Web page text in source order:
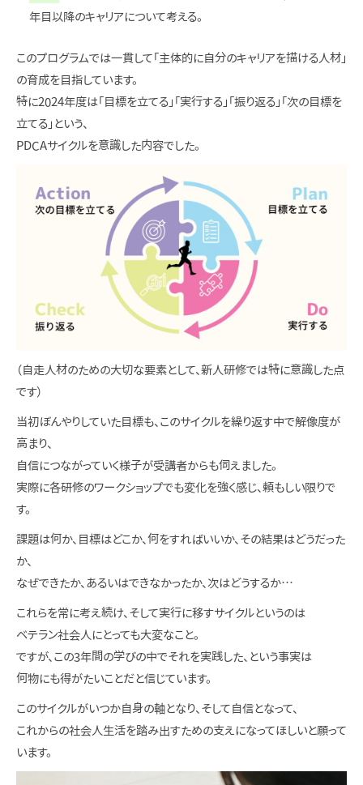
年目以降のキャリアについて考える。
このプログラムでは一貫して「主体的に自分のキャリアを描ける人材」
の育成を目指しています。
特に2024年度は「目標を立てる」「実行する」「振り返る」「次の目標を
立てる」という、
PDCAサイクルを意識した内容でした。
（自走人材のための大切な要素として、新人研修では特に意識した点
です）
当初ぼんやりしていた目標も、このサイクルを繰り返す中で解像度が
高まり、
自信につながっていく様子が受講者からも伺えました。
実際に各研修のワークショップでも変化を強く感じ、頼もしい限りで
す。
課題は何か、目標はどこか、何をすればいいか、その結果はどうだった
か、
なぜできたか、あるいはできなかったか、次はどうするか…
これらを常に考え続け、そして実行に移すサイクルというのは
ベテラン社会人にとっても大変なこと。
ですが、この3年間の学びの中でそれを実践した、という事実は
何物にも得がたいことだと信じています。
このサイクルがいつか自身の軸となり、そして自信となって、
これからの社会人生活を踏み出すための支えになってほしいと願って
います。